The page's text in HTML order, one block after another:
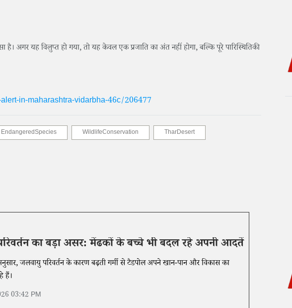
अगर यह विलुप्त हो गया, तो यह केवल एक प्रजाति का अंत नहीं होगा, बल्कि पूरे पारिस्थितिकी
in-maharashtra-vidarbha-46c/206477
EndangeredSpecies WildlifeConservation
TharDesert
का बड़ा असर: मेंढकों के बच्चे भी बदल रहे अपनी आदतें
जलवायु परिवर्तन के कारण बढ़ती गर्मी से टैडपोल अपने खान-पान और विकास का
हैं।
03:42 PM